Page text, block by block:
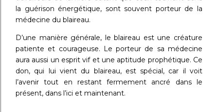
la guérison énergétique, sont souvent porteur de la
médecine du blaireau.
D’une manière générale, le blaireau est une créature
patiente et courageuse. Le porteur de sa médecine
aura aussi un esprit vif et une aptitude prophétique. Ce
don, qui lui vient du blaireau, est spécial, car il voit
l’avenir tout en restant fermement ancré dans le
présent, dans l’ici et maintenant.